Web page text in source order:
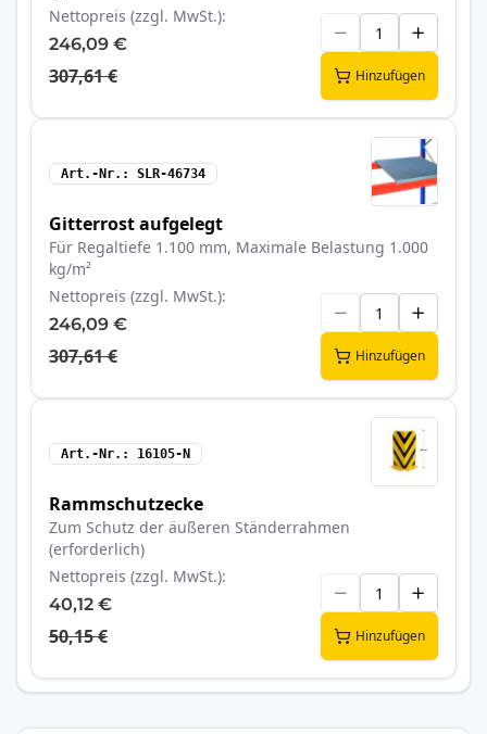
Nettopreis (zzgl. MwSt.)
246,09 €
307,61 € Hinzufügen
Art.-Nr. SLR-46734
Gitterrost aufgelegt
Für Regaltiefe 1.100 mm, Maximale Belastung 1.000
kg/m²
Nettopreis (zzgl. MwSt.)
246,09 €
307,61 € Hinzufügen
Art.-Nr. 16105-N
Rammschutzecke
Zum Schutz der äußeren Ständerrahmen
(erforderlich)
Nettopreis (zzgl. MwSt.)
40,12 €
50,15 € Hinzufügen